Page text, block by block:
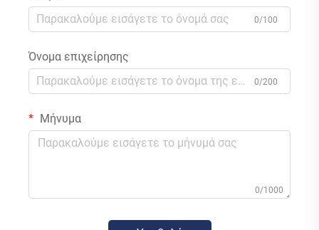
0/100
Όνομα επιχείρησης
0/200
Μήνυμα
0/1000